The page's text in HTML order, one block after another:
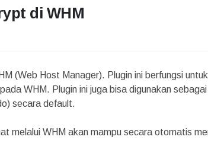
di WHM
(Web Host Manager). Plugin ini berfungsi
WHM. Plugin ini juga bisa digunakan
secara default.
melalui WHM akan mampu secara otomatis